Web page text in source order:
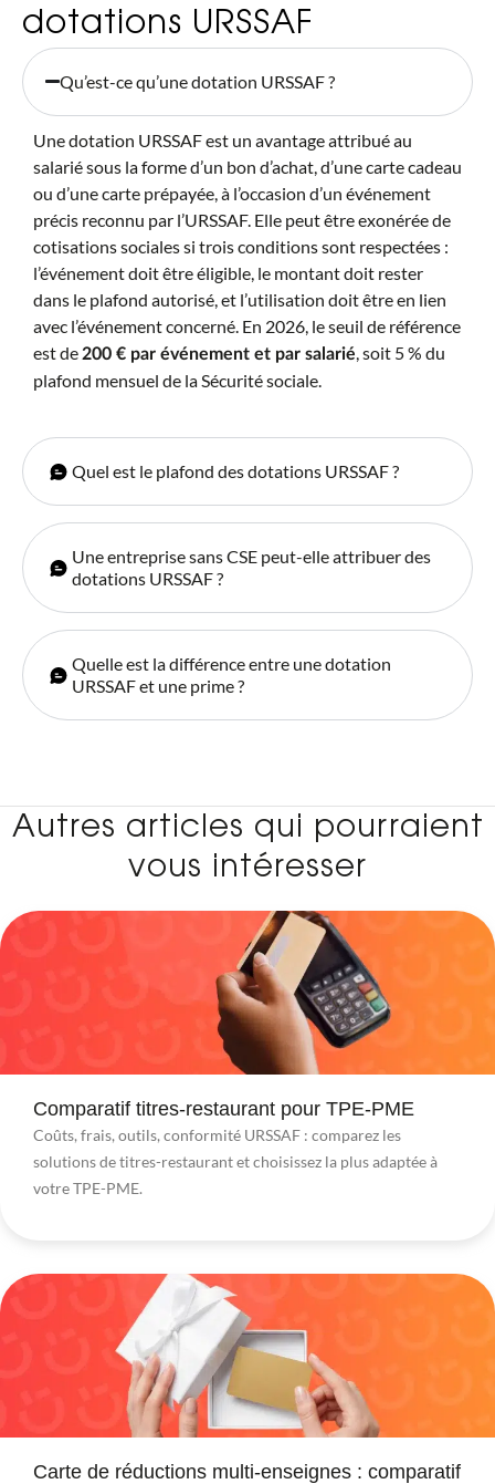
dotations URSSAF
Qu’est-ce qu’une dotation URSSAF ?
Une dotation URSSAF est un avantage attribué au
salarié sous la forme d’un bon d’achat, d’une carte cadeau
ou d’une carte prépayée, à l’occasion d’un événement
précis reconnu par l’URSSAF. Elle peut être exonérée de
cotisations sociales si trois conditions sont respectées :
l’événement doit être éligible, le montant doit rester
dans le plafond autorisé, et l’utilisation doit être en lien
avec l’événement concerné. En 2026, le seuil de référence
est de 200 € par événement et par salarié, soit 5 % du
plafond mensuel de la Sécurité sociale.
Quel est le plafond des dotations URSSAF ?
Une entreprise sans CSE peut-elle attribuer des
dotations URSSAF ?
Quelle est la différence entre une dotation
URSSAF et une prime ?
Autres articles qui pourraient
vous intéresser
Comparatif titres-restaurant pour TPE-PME
Coûts, frais, outils, conformité URSSAF : comparez les
solutions de titres-restaurant et choisissez la plus adaptée à
votre TPE-PME.
Carte de réductions multi-enseignes : comparatif